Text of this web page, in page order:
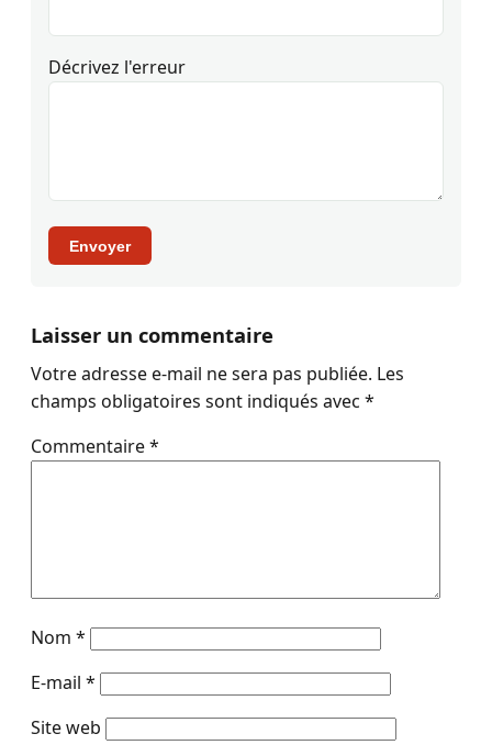
Décrivez l'erreur
Envoyer
Laisser un commentaire
Votre adresse e-mail ne sera pas publiée. Les
champs obligatoires sont indiqués avec *
Commentaire*
Nom *
E-mail *
Site web